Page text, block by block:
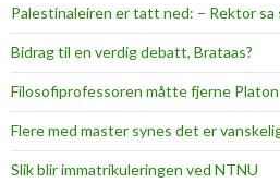
Palestinaleiren er tatt ned: – Rektor sa
Bidrag til en verdig debatt, Brataas?
Filosofiprofessoren måtte fjerne
Flere med master synes det er
Slik blir immatrikuleringen ved NTNU